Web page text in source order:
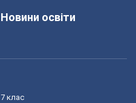
Новини освіти
7 клас